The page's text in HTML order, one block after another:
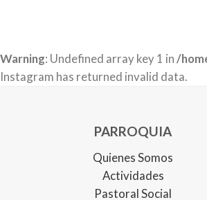
Warning: Undefined array key 1 in/
Instagram has returned invalid data.
PARROQUIA
Quienes Somos
Actividades
Pastoral Social